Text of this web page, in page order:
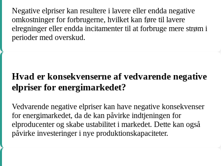
Negative elpriser kan resultere i lavere eller endda negative
omkostninger for forbrugerne, hvilket kan føre til lavere
elregninger eller endda incitamenter til at forbruge mere strøm i
perioder med overskud.
Hvad er konsekvenserne af vedvarende negative
elpriser for energimarkedet?
Vedvarende negative elpriser kan have negative konsekvenser
for energimarkedet, da de kan påvirke indtjeningen for
elproducenter og skabe ustabilitet i markedet. Dette kan også
påvirke investeringer i nye produktionskapaciteter.